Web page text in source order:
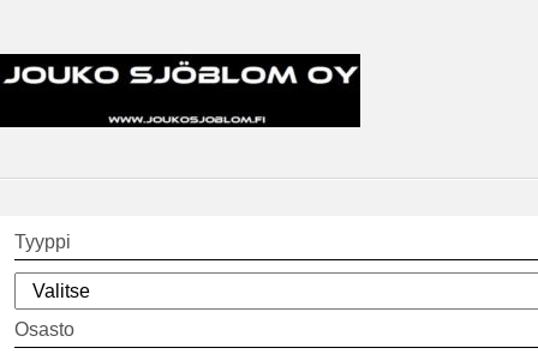
Tyyppi
Osasto